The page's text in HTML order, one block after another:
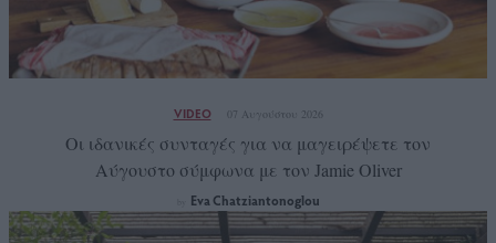
VIDEO 07 Αυγούστου 2026
Οι ιδανικές συνταγές για να μαγειρέψετε τον
Αύγουστο σύμφωνα με τον Jamie Oliver
Eva Chatziantonoglou